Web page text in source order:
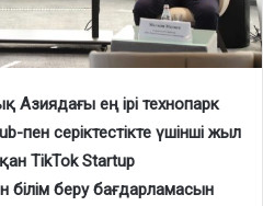
Азиядағы ең ірі технопарк
пен серіктестікте үшінші жыл
TikTok Startup
білім беру бағдарламасын